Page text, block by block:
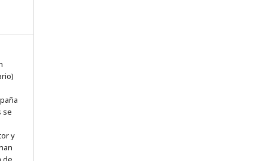
se
y